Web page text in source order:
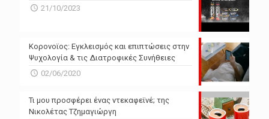
N/A
Powered by Forecast.io
21/10/2023
Κορονοϊος: Εγκλεισμός και επιπτώσεις στην
Ψυχολογία & τις Διατροφικές Συνήθειες
02/06/2020
Τι μου προσφέρει ένας ντεκαφεϊνέ; της
Νικολέτας Τζημαγιώργη